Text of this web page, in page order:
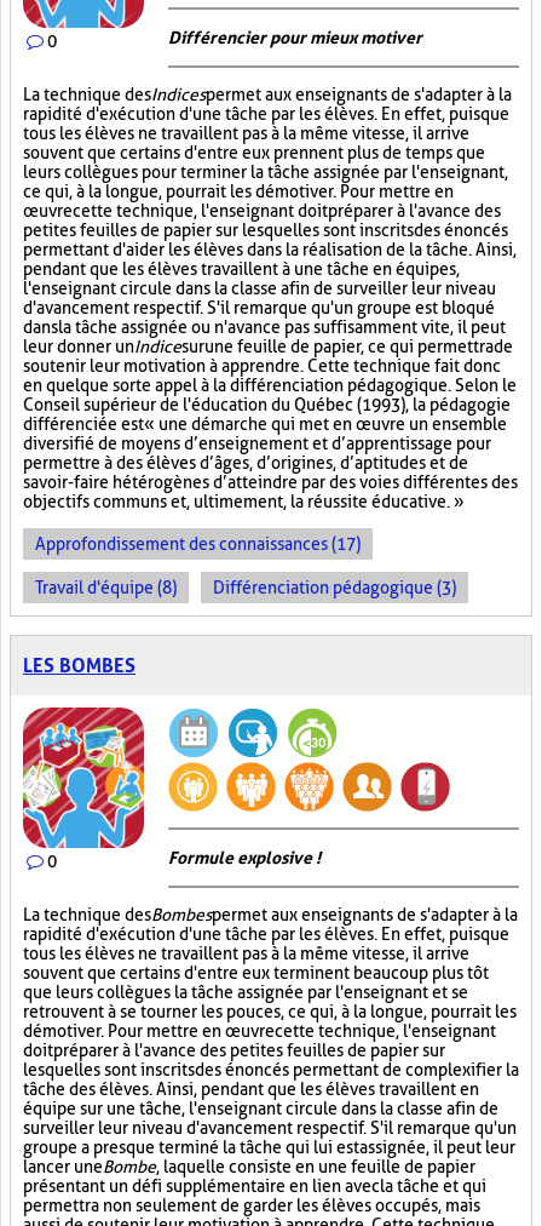
0 Différencier pour mieux motiver
La technique desIndicespermet aux enseignants de s'adapter à la
rapidité d'exécution d'une tâche par les élèves. En effet, puisque
tous les élèves ne travaillent pas à la même vitesse, il arrive
souvent que certains d'entre eux prennent plus de temps que
leurs collègues pour terminer la tâche assignée par l'enseignant,
ce qui, à la longue, pourrait les démotiver. Pour mettre en
œuvre cette technique, l'enseignant doit préparer à l'avance des
petites feuilles de papier sur lesquelles sont inscrits des énoncés
permettant d'aider les élèves dans la réalisation de la tâche. Ainsi,
pendant que les élèves travaillent à une tâche en équipes,
l'enseignant circule dans la classe afin de surveiller leur niveau
d'avancement respectif. S'il remarque qu'un groupe est bloqué
dans la tâche assignée ou n'avance pas suffisamment vite, il peut
leur donner unIndicesurune feuille de papier, ce qui permettra de
soutenir leur motivation à apprendre. Cette technique fait donc
en quelque sorte appel à la différenciation pédagogique. Selon le
Conseil supérieur de l'éducation du Québec (1993), la pédagogie
différenciée est « une démarche qui met en œuvre un ensemble
diversifié de moyens d’enseignement et d’apprentissage pour
permettre à des élèves d’âges, d’origines, d’aptitudes et de
savoir-faire hétérogènes d’atteindre par des voies différentes des
objectifs communs et, ultimement, la réussite éducative. »
Approfondissement des connaissances (17)
Travail d'équipe (8) Différenciation pédagogique (3)
LES BOMBES
0 Formule explosive !
La technique desBombespermet aux enseignants de s'adapter à la
rapidité d'exécution d'une tâche par les élèves. En effet, puisque
tous les élèves ne travaillent pas à la même vitesse, il arrive
souvent que certains d'entre eux terminent beaucoup plus tôt
que leurs collègues la tâche assignée par l'enseignant et se
retrouvent à se tourner les pouces, ce qui, à la longue, pourrait les
démotiver. Pour mettre en œuvre cette technique, l'enseignant
doit préparer à l'avance des petites feuilles de papier sur
lesquelles sont inscrits des énoncés permettant de complexifier la
tâche des élèves. Ainsi, pendant que les élèves travaillent en
équipe sur une tâche, l'enseignant circule dans la classe afin de
surveiller leur niveau d'avancement respectif. S'il remarque qu'un
groupe a presque terminé la tâche qui lui est assignée, il peut leur
lancer uneBombe, laquelle consiste en une feuille de papier
présentant un défi supplémentaire en lien avec la tâche et qui
permettra non seulement de garder les élèves occupés, mais